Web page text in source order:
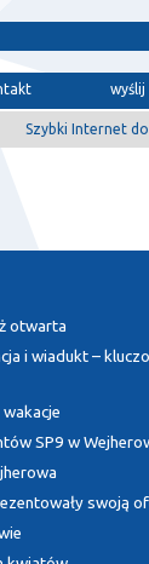
Szybki Internet
otwarta
i wiadukt –
SP9 w
swoją